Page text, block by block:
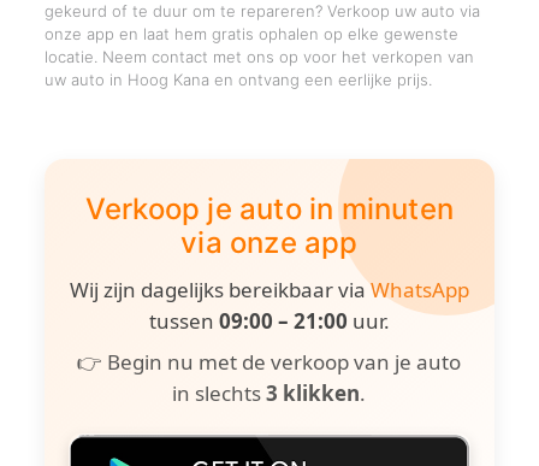
gekeurd of te duur om te repareren? Verkoop uw auto via
onze app en laat hem gratis ophalen op elke gewenste
locatie. Neem contact met ons op voor het verkopen van
uw auto in Hoog Kana en ontvang een eerlijke prijs.
Verkoop je auto in minuten
via onze app
Wij zijn dagelijks bereikbaar viaWhatsApp
tussen 09:00 – 21:00 uur.
👉 Begin nu met de verkoop van je auto
in slechts3 klikken.